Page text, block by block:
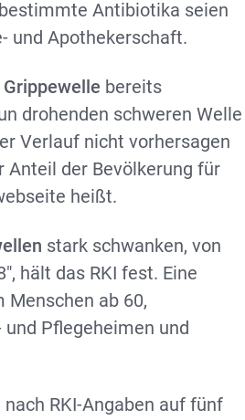
Antibiotika seien
und Apothekerschaft.
Grippewelle bereits
drohenden schweren Welle
Verlauf nicht vorhersagen
Anteil der Bevölkerung für
heißt.
stark schwanken, von
hält das RKI fest. Eine
ab 60,
und Pflegeheimen und
nach RKI-Angaben auf fünf